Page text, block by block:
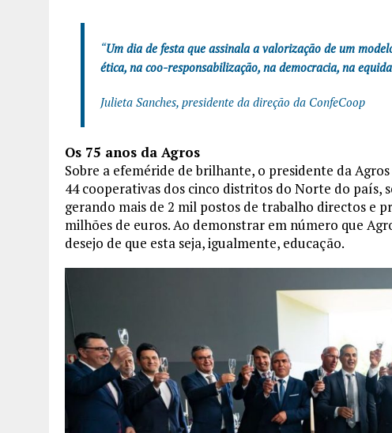
“Um dia de festa que assinala a valorização de um
ética, na coo-responsabilização, na democracia, na
Julieta Sanches, presidente da direção da ConfeCoop
Os 75 anos da Agros
Sobre a efeméride de brilhante, o presidente da
44 cooperativas dos cinco distritos do Norte do país,
gerando mais de 2 mil postos de trabalho directos e
milhões de euros. Ao demonstrar em número que
desejo de que esta seja, igualmente, educação.